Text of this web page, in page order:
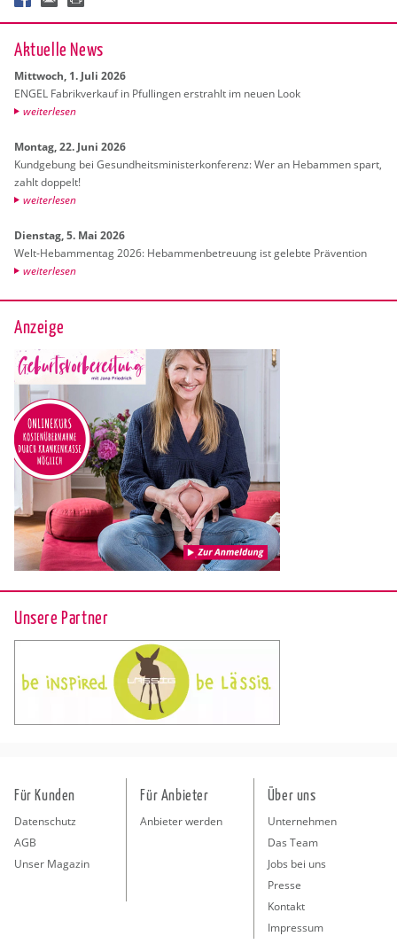
Ak­tu­el­le News
Mitt­woch, 1. Juli 2026
ENGEL Fa­brik­ver­kauf in Pful­lin­gen er­strahlt im neuen Look
wei­ter­le­sen
Mon­tag, 22. Juni 2026
Kund­ge­bung bei Ge­sund­heits­mi­nis­ter­kon­fe­renz: Wer an Heb­am­men spart,
zahlt dop­pelt!
wei­ter­le­sen
Diens­tag, 5. Mai 2026
Welt-Heb­am­men­tag 2026: Heb­am­men­be­treu­ung ist ge­leb­te Prä­ven­ti­on
wei­ter­le­sen
Anzeige
Unsere Partner
Für Kunden
Datenschutz
AGB
Unser Magazin
Für Anbieter
Anbieter werden
Über uns
Unternehmen
Das Team
Jobs bei uns
Presse
Kontakt
Impressum